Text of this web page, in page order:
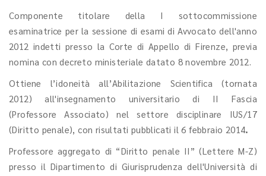
Componente titolare della I sottocommissione
esaminatrice per la sessione di esami di Avvocato dell'anno
2012 indetti presso la Corte di Appello di Firenze, previa
nomina con decreto ministeriale datato 8 novembre 2012.
Ottiene l’idoneità all’Abilitazione Scientifica (tornata
2012) all'insegnamento universitario di II Fascia
(Professore Associato) nel settore disciplinare IUS/17
(Diritto penale), con risultati pubblicati il 6 febbraio 2014.
Professore aggregato di “Diritto penale II” (Lettere M-Z)
presso il Dipartimento di Giurisprudenza dell'Università di